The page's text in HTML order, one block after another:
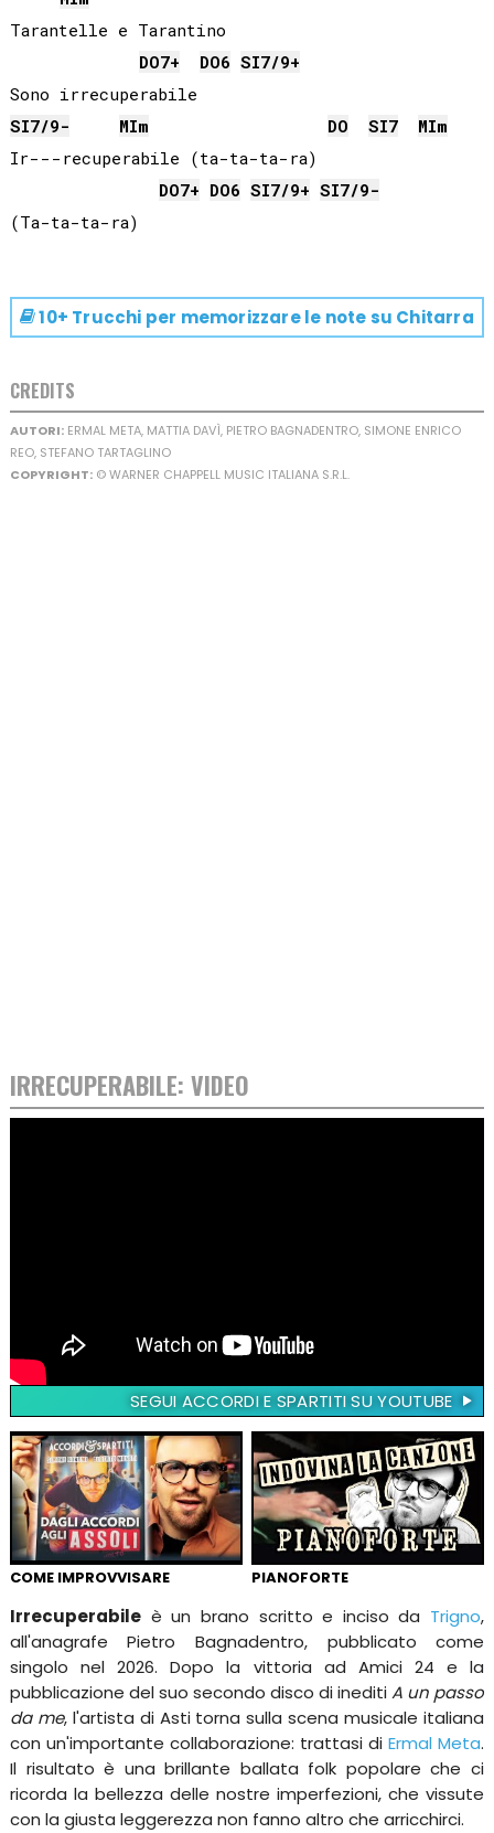
Tarantelle e Tarantino
DO7+ DO6 SI7/9+
SI7/9- MIm DO SI7 MIm
Ir---recuperabile (ta-ta-ta-ra)
DO7+ DO6 SI7/9+ SI7/9-
10+ Trucchi per memorizzare le note su Chitarra
CREDITS
AUTORI:ERMAL META, MATTIA DAVÌ, PIETRO BAGNADENTRO, SIMONE ENRICO
REO, STEFANO TARTAGLINO
COPYRIGHT:© WARNER CHAPPELL MUSIC ITALIANA S.R.L.
IRRECUPERABILE: VIDEO
SEGUI ACCORDI E SPARTITI SU YOUTUBE
COME IMPROVVISARE PIANOFORTE
Irrecuperabileè un brano scritto e inciso da Trigno,
all'anagrafe Pietro Bagnadentro, pubblicato come
singolo nel 2026. Dopo la vittoria ad Amici 24 e la
pubblicazione del suo secondo disco di ineditiA un passo
da me, l'artista di Asti torna sulla scena musicale italiana
con un'importante collaborazione: trattasi diErmal Meta.
Il risultato è una brillante ballata folk popolare che ci
ricorda la bellezza delle nostre imperfezioni, che vissute
con la giusta leggerezza non fanno altro che arricchirci.